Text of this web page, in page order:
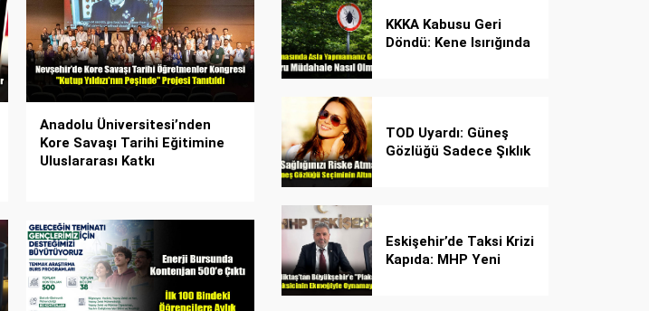
Anadolu Üniversitesi’nden
Kore Savaşı Tarihi Eğitimine
Uluslararası Katkı
KKKA Kabusu Geri
Döndü: Kene Isırığında
TOD Uyardı: Güneş
Gözlüğü Sadece Şıklık
Eskişehir’de Taksi Krizi
Kapıda: MHP Yeni